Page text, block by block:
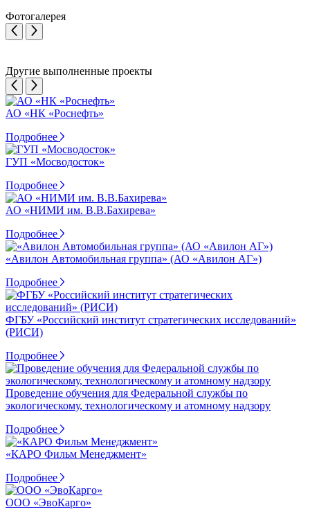
Фотогалерея
Другие выполненные проекты
АО «НК «Роснефть»
Подробнее
ГУП «Мосводосток»
Подробнее
АО «НИМИ им. В.В.Бахирева»
Подробнее
«Авилон Автомобильная группа» (АО «Авилон АГ»)
Подробнее
ФГБУ «Российский институт стратегических исследований»
(РИСИ)
Подробнее
Проведение обучения для Федеральной службы по
экологическому, технологическому и атомному надзору
Подробнее
«КАРО Фильм Менеджмент»
Подробнее
ООО «ЭвоКарго»